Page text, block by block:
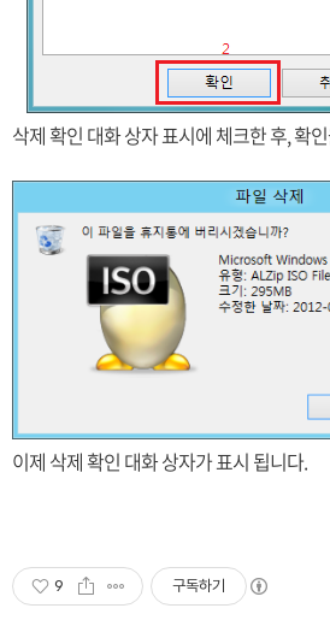
삭제 확인 대화 상자 표시에 체크한 후, 확
이제 삭제 확인 대화 상자가 표시 됩니다.
9 구독하기